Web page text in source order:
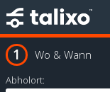
Wo & Wann
Abholort: